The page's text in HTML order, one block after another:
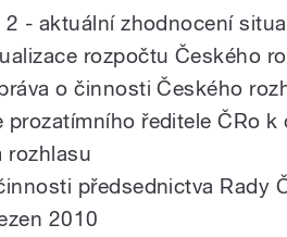
2 - aktuální zhodnocení
rozpočtu Českého
o činnosti Českého
prozatímního ředitele ČRo k
rozhlasu
předsednictva Rady
2010